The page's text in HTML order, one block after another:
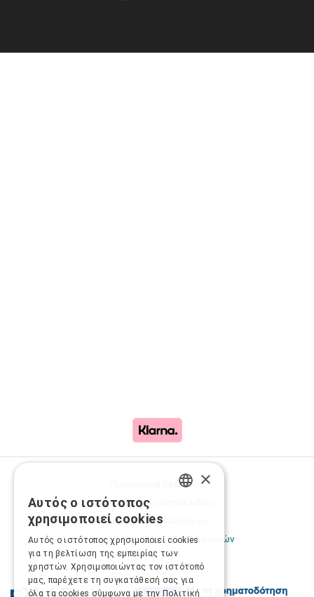
Προσωπικά δεδομένα
Όροι Χρήσης Ιστοσελίδας
Ασφάλεια συναλλαγών
Πολιτική Ασφάλειας Πληροφοριών
×
Αυτός ο ιστότοπος
χρησιμοποιεί cookies
Αυτός ο ιστότοπος χρησιμοποιεί cookies
για τη βελτίωση της εμπειρίας των
χρηστών. Χρησιμοποιώντας τον ιστότοπό
μας, παρέχετε τη συγκατάθεσή σας για
όλα τα cookies σύμφωνα με την Πολιτική